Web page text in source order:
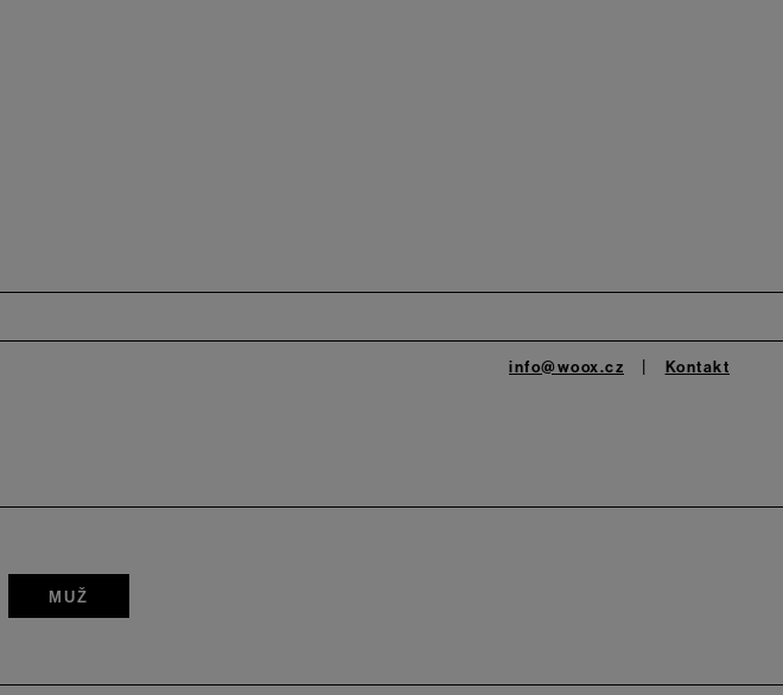
info@woox.cz Kontakt
MUŽ